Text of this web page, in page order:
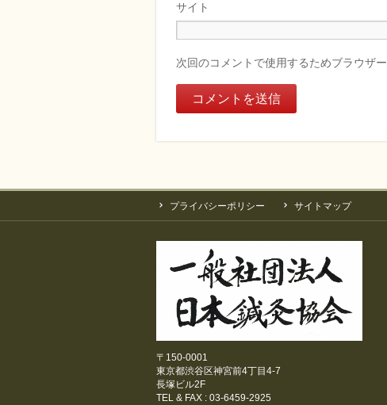
サイト
次回のコメントで使用するためブラウザ
プライバシーポリシー サイトマップ
〒150-0001
東京都渋谷区神宮前4丁目4-7
長塚ビル2F
TEL & FAX : 03-6459-2925